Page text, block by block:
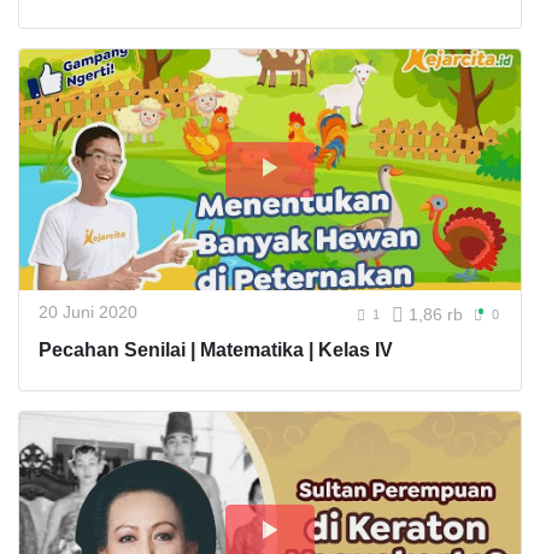
20 Juni 2020 1 1,86 rb 0
Pecahan Senilai | Matematika | Kelas IV